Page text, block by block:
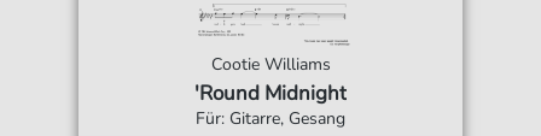
Cootie Williams
'Round Midnight
Für: Gitarre, Gesang